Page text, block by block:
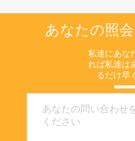
あなたの照
私達にあな
れば私達は
るだけ早